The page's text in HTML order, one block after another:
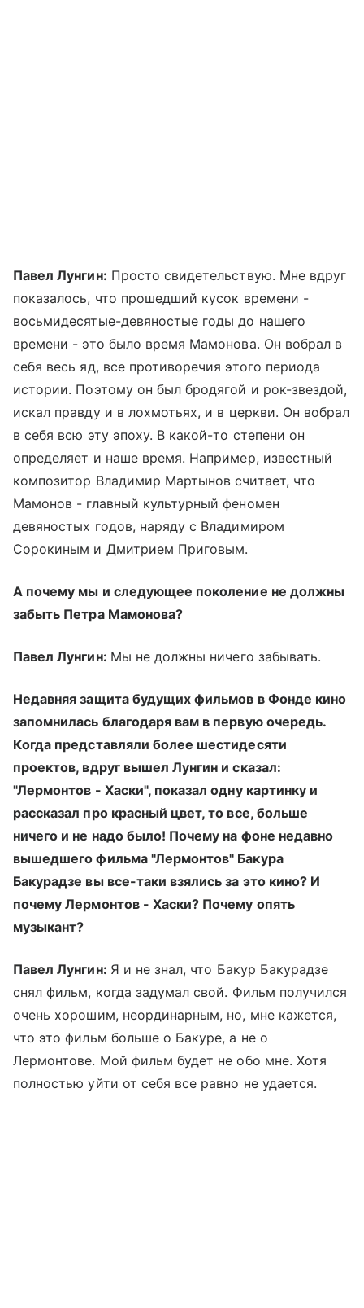
Павел Лунгин: Просто свидетельствую. Мне вдруг
показалось, что прошедший кусок времени -
восьмидесятые-девяностые годы до нашего
времени - это было время Мамонова. Он вобрал в
себя весь яд, все противоречия этого периода
истории. Поэтому он был бродягой и рок-звездой,
искал правду и в лохмотьях, и в церкви. Он вобрал
в себя всю эту эпоху. В какой-то степени он
определяет и наше время. Например, известный
композитор Владимир Мартынов считает, что
Мамонов - главный культурный феномен
девяностых годов, наряду с Владимиром
Сорокиным и Дмитрием Приговым.
А почему мы и следующее поколение не должны
забыть Петра Мамонова?
Павел Лунгин: Мы не должны ничего забывать.
Недавняя защита будущих фильмов в Фонде кино
запомнилась благодаря вам в первую очередь.
Когда представляли более шестидесяти
проектов, вдруг вышел Лунгин и сказал:
"Лермонтов - Хаски", показал одну картинку и
рассказал про красный цвет, то все, больше
ничего и не надо было! Почему на фоне недавно
вышедшего фильма "Лермонтов" Бакура
Бакурадзе вы все-таки взялись за это кино? И
почему Лермонтов - Хаски? Почему опять
музыкант?
Павел Лунгин: Я и не знал, что Бакур Бакурадзе
снял фильм, когда задумал свой. Фильм получился
очень хорошим, неординарным, но, мне кажется,
что это фильм больше о Бакуре, а не о
Лермонтове. Мой фильм будет не обо мне. Хотя
полностью уйти от себя все равно не удается.